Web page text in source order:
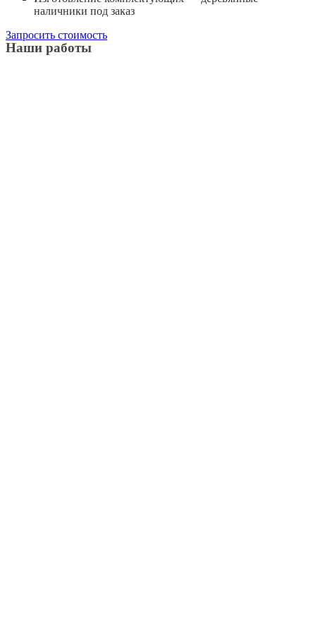
наличники под заказ
Запросить стоимость
Наши работы